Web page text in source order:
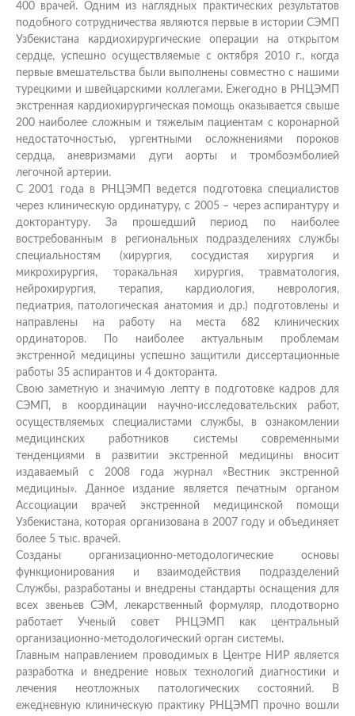
400 врачей. Одним из наглядных практических результатов
подобного сотрудничества являются первые в истории СЭМП
Узбекистана кардиохирургические операции на открытом
сердце, успешно осуществляемые с октября 2010 г., когда
первые вмешательства были выполнены совместно с нашими
турецкими и швейцарскими коллегами. Ежегодно в РНЦЭМП
экстренная кардиохирургическая помощь оказывается свыше
200 наиболее сложным и тяжелым пациентам с коронарной
недостаточностью, ургентными осложнениями пороков
сердца, аневризмами дуги аорты и тромбоэмболией
легочной артерии.
С 2001 года в РНЦЭМП ведется подготовка специалистов
через клиническую ординатуру, с 2005 – через аспирантуру и
докторантуру. За прошедший период по наиболее
востребованным в региональных подразделениях службы
специальностям (хирургия, сосудистая хирургия и
микрохирургия, торакальная хирургия, травматология,
нейрохирургия, терапия, кардиология, неврология,
педиатрия, патологическая анатомия и др.) подготовлены и
направлены на работу на места 682 клинических
ординаторов. По наиболее актуальным проблемам
экстренной медицины успешно защитили диссертационные
работы 35 аспирантов и 4 докторанта.
Свою заметную и значимую лепту в подготовке кадров для
СЭМП, в координации научно-исследовательских работ,
осуществляемых специалистами службы, в ознакомлении
медицинских работников системы современными
тенденциями в развитии экстренной медицины вносит
издаваемый с 2008 года журнал «Вестник экстренной
медицины». Данное издание является печатным органом
Ассоциации врачей экстренной медицинской помощи
Узбекистана, которая организована в 2007 году и объединяет
более 5 тыс. врачей.
Созданы организационно-методологические основы
функционирования и взаимодействия подразделений
Службы, разработаны и внедрены стандарты оснащения для
всех звеньев СЭМ, лекарственный формуляр, плодотворно
работает Ученый совет РНЦЭМП как центральный
организационно-методологический орган системы.
Главным направлением проводимых в Центре НИР является
разработка и внедрение новых технологий диагностики и
лечения неотложных патологических состояний. В
ежедневную клиническую практику РНЦЭМП прочно вошли